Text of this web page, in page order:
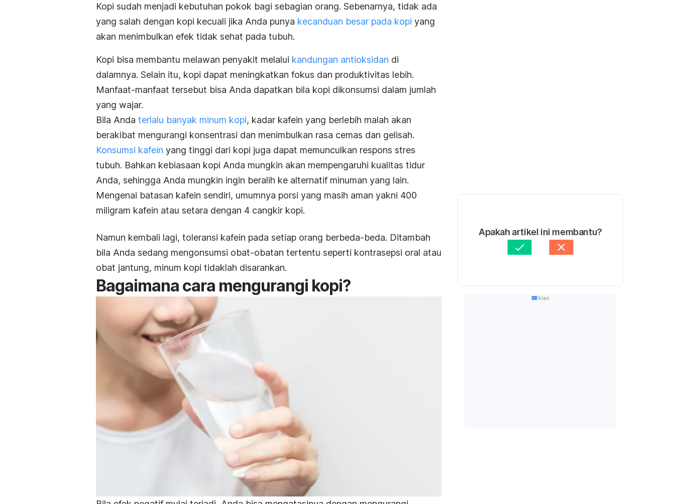
Kopi sudah menjadi kebutuhan pokok bagi sebagian orang. Sebenarnya, tidak ada
yang salah dengan kopi kecuali jika Anda punya kecanduan besar pada kopi yang
akan menimbulkan efek tidak sehat pada tubuh.
Kopi bisa membantu melawan penyakit melalui kandungan antioksidan di
dalamnya. Selain itu, kopi dapat meningkatkan fokus dan produktivitas lebih.
Manfaat-manfaat tersebut bisa Anda dapatkan bila kopi dikonsumsi dalam jumlah
yang wajar.
Bila Anda terlalu banyak minum kopi, kadar kafein yang berlebih malah akan
berakibat mengurangi konsentrasi dan menimbulkan rasa cemas dan gelisah.
Konsumsi kafein yang tinggi dari kopi juga dapat memunculkan respons stres
tubuh. Bahkan kebiasaan kopi Anda mungkin akan mempengaruhi kualitas tidur
Anda, sehingga Anda mungkin ingin beralih ke alternatif minuman yang lain.
Mengenai batasan kafein sendiri, umumnya porsi yang masih aman yakni 400
miligram kafein atau setara dengan 4 cangkir kopi.
Namun kembali lagi, toleransi kafein pada setiap orang berbeda-beda. Ditambah
bila Anda sedang mengonsumsi obat-obatan tertentu seperti kontrasepsi oral atau
obat jantung, minum kopi tidaklah disarankan.
Bagaimana cara mengurangi kopi?
Apakah artikel ini membantu?
Iklan